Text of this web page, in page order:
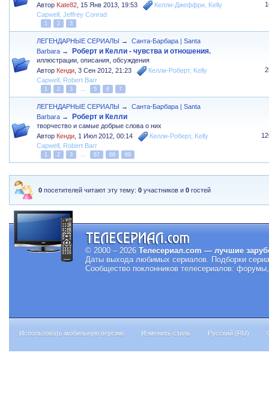
Автор Kate82 15 Янв 2013, 19:53 Келли-Джеффри Kelly
Capwell ,Jeffrey Conrad
1 2 3
ЛЕГЕНДАРНЫЕ СЕРИАЛЫ →
Санта-Барбара | Santa
Barbara → Роберт и Келли - чувства и отношения.
иллюстрации, описания, обсуждения
Автор Кенди ,3 Сен 2012, 21:23 Келли-Роберт, Kelly
Capwell Robert Barr
1 2 3 ... 5 6 7
ЛЕГЕНДАРНЫЕ СЕРИАЛЫ →
Санта-Барбара | Santa
Barbara → Роберт и Келли
творчество и самые добрые слова о них
Автор Кенди 1 Июл 2012, 00:14 Келли-Роберт, Kelly
Capwell Robert Barr
1 2 3 ... 67 68 69
0 посетителей читают эту тему:0 участников и0 гостей
© 2000 – 2026 Телесериал.com — лучшие
Даты выхода любимых сериалов. Подборки
Сообщество поклонников телесериалов:
Использовать мобильную версию Изменить стиль Русский (RU)